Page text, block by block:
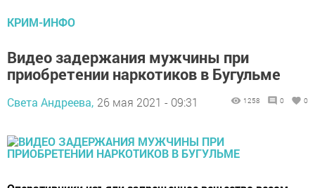
КРИМ-ИНФО
Видео задержания мужчины при
приобретении наркотиков в Бугульме
Света Андреева, 26 мая 2021 - 09:31 1258 0 0